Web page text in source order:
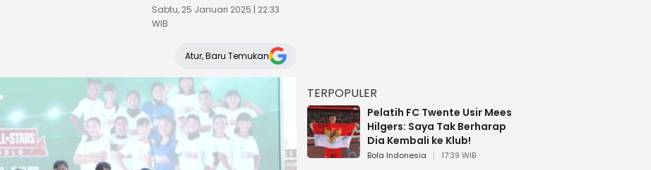
Sabtu, 25 Januari 2025 | 22:33
WIB
Atur, Baru Temukan
TERPOPULER
Pelatih FC Twente Usir Mees
Hilgers: Saya Tak Berharap
Dia Kembali ke Klub!
Bola Indonesia 17:39 WIB